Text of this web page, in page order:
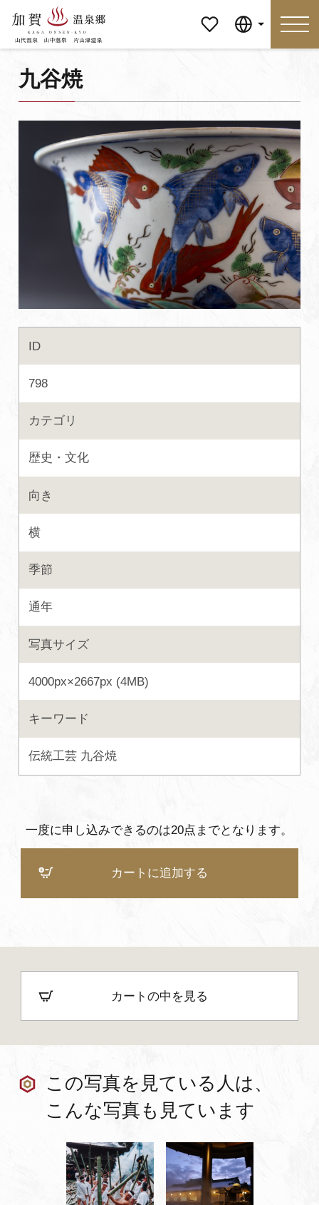
ージ
特集 おすすめの過ごし方
見どころ 食べる
イベント
アクセス
マイページ
加賀に泊まって！北陸巡り♪
ご当地グルメ
加賀 旅先納税
FAQ
Language
パンフレットダウンロード
よくあるご質問・お問い合わせ
プライバシーポリシー
九谷焼
ID
798
カテゴリ
歴史・文化
向き
横
季節
通年
写真サイズ
4000px×2667px (4MB)
キーワード
伝統工芸 九谷焼
一度に申し込みできるのは20点までとなります。
カートに追加する
カートの中を見る
この写真を見ている人は、
こんな写真も見ています